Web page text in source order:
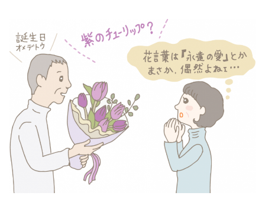
高額ギフトの内祝い
就職内祝い
喪中見舞い
引き出物